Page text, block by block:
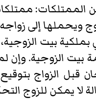
من الممتلكات:
ويحملها إلى
بملكية بيت
الزوجية. وإن
قبل الزواج
لا يمكن للزوج